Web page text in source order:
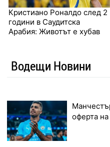
Кристиано Роналдо след 2
години в Саудитска
Арабия: Животът е хубав
Водещи Новини
оферта